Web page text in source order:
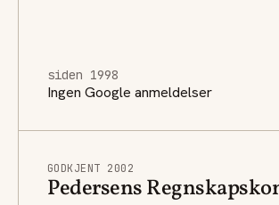
siden 1998
Ingen Google anmeldelser
GODKJENT 2002
Pedersens